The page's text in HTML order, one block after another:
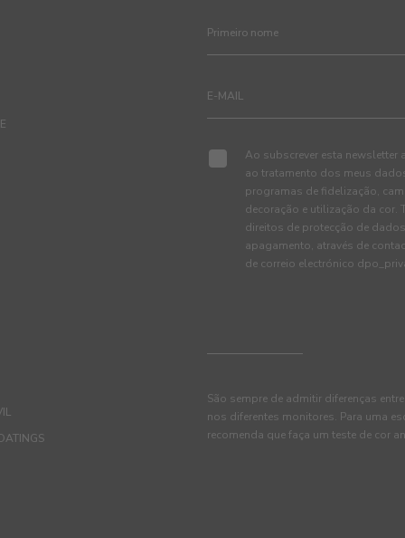
Ao subscrever esta newsletter
ao tratamento dos meus
programas de fidelização,
decoração e utilização da cor.
direitos de protecção de
apagamento, através de
de correio electrónico
São sempre de admitir diferenças
nos diferentes monitores. Para uma
recomenda que faça um teste de cor